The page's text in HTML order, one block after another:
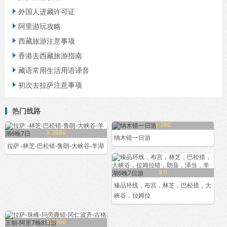
 外国人进藏许可证
 阿里游玩攻略
 西藏旅游注意事项
 香港去西藏旅游指南
 藏语常用生活用语译音
 初次去拉萨注意事项
热门线路
¥ 3880
拉萨 -林芝-巴松错-鲁朗-大峡谷-羊湖
¥ 380
纳木错一日游
¥ 0
臻品环线，布宫，林芝，巴松措，大
峡谷，拉姆拉
¥ 2000